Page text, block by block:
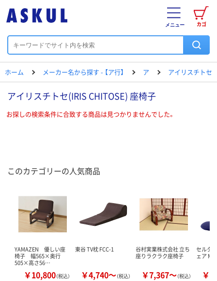
カゴ
メニュー
ホーム メーカー名から探す - 【ア行】 ア アイリスチトセ
アイリスチトセ(IRIS CHITOSE) 座椅子
お探しの検索条件に合致する商品は見つかりませんでした。
このカテゴリーの人気商品
YAMAZEN 優しい座
椅子 幅565×奥行
505×高さ56…
￥10,800（税込）
東谷 TV枕 FCC-1
￥4,740～（税込）
谷村実業株式会社 立ち
座りラクラク座椅子
￥7,367～（税込）
セルタ
ェア M
￥